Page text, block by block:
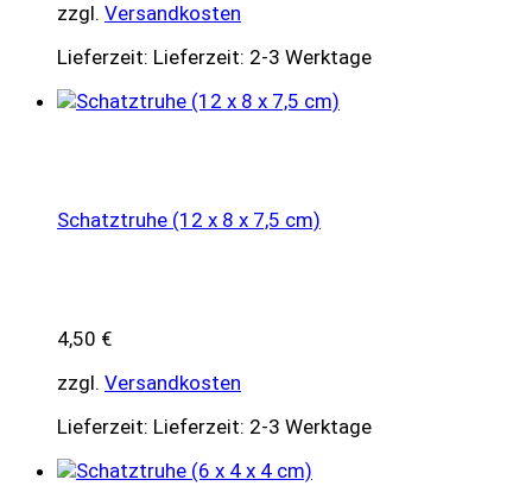
zzgl. Versandkosten
Lieferzeit: Lieferzeit: 2-3 Werktage
Schatztruhe (12 x 8 x 7,5 cm)
4,50 €
zzgl. Versandkosten
Lieferzeit: Lieferzeit: 2-3 Werktage